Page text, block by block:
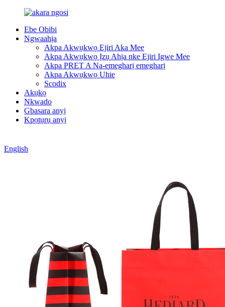
Ebe Obibi
Ngwaahịa
Akpa Akwụkwọ Ejiri Aka Mee
Akpa Akwụkwọ Ịzụ Ahịa nke Ejiri Igwe Mee
Akpa PRET A Na-emegharị emegharị
Akpa Akwụkwọ Uhie
Scodix
Akụkọ
Nkwado
Gbasara anyị
Kpọtụrụ anyị
English